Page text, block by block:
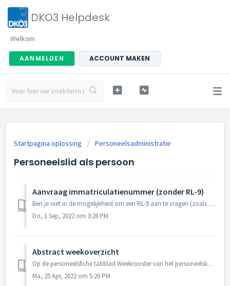
DKO3 Helpdesk
Welkom
AANMELDEN ACCOUNT MAKEN
Startpagina oplossing Personeelsadministratie
Personeelslid als persoon
Aanvraag immatriculatienummer (zonder RL-9)
Ben je niet in de mogelijkheid om een RL-9 aan te vragen (zoals uitgelegd in volgend artikel), omdat niet aan alle voorwaarden is voldaan, dan kun je onder...
Do, 1 Sep, 2022 om 3:28 PM
Abstract weekoverzicht
Op de personeelsfiche tabblad Weekrooster van het personeelslid kun je een abstract weekoverzicht invoeren. Daarmee geef je aan in welke vestigingsplaats, l...
Ma, 25 Apr, 2022 om 5:20 PM